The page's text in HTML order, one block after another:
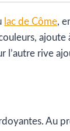
lac de Côme,
l’autre rive
Au